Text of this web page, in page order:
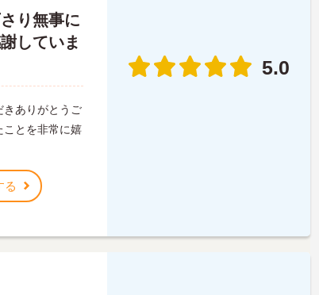
り無事に
していま
きありがとうご
ことを非常に嬉
る
5.0